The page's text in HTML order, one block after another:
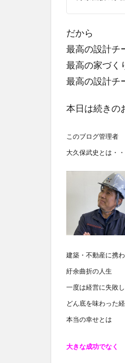
だから
最高の設計チ
最高の家づく
最高の設計チ
本日は続きの
このブログ管理者
大久保武史とは・・
建築・不動産に携
紆余曲折の人生
一度は経営に失敗し
どん底を味わった
本当の幸せとは
大きな成功でなく